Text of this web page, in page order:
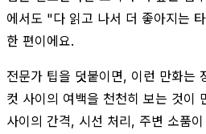
에서도 "다 읽고 나서 더 좋아지는
한 편이에요.
전문가 팁을 덧붙이면, 이런 만화는
컷 사이의 여백을 천천히 보는 것이
사이의 간격, 시선 처리, 주변 소품